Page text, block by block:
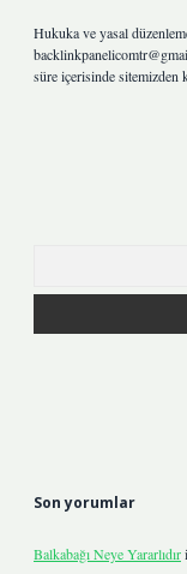
Hukuka ve yasal
süre içerisinde sitemizden
Son yorumlar
Balkabağı Neye Yararlıdır